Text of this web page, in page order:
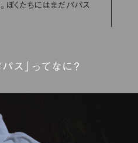
ぼくたちにはまだパパス
ス」ってなに？